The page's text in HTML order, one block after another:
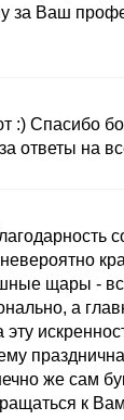
за Ваш
:) Спасибо
ответы на
щары -
а
эту
же сам
к